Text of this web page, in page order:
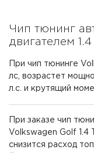
Чип тюнинг
двигателем 1.4
При чип тюнинге
лс, возрастет
л.с. и крутящий
При заказе чип
Volkswagen Golf 1.4
снизится расход